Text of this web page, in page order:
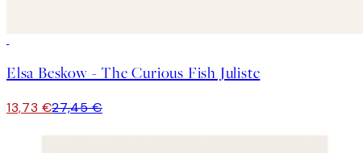
Elsa Beskow - The Curious Fish Juliste
13,73 €27,45 €